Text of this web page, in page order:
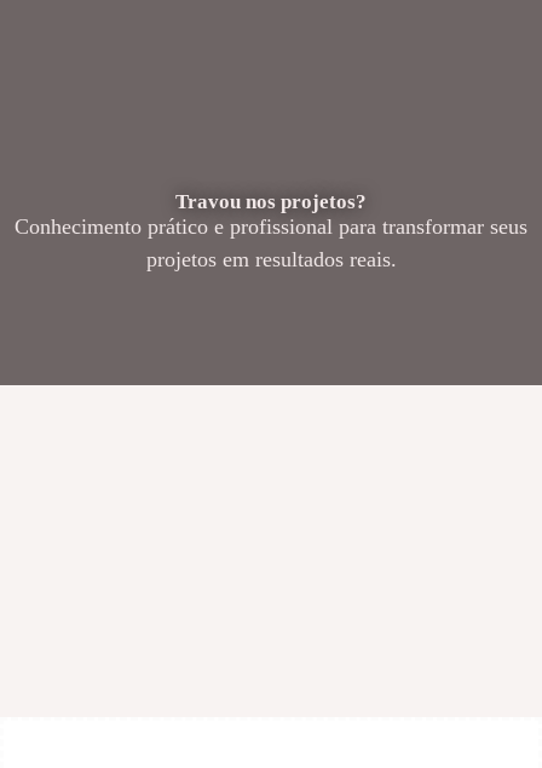
Travou nos projetos?
Conhecimento prático e profissional para transformar seus
projetos em resultados reais.